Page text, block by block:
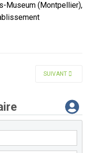
Museum (Montpellier),
† ARTICLE SUIVANT
SUIVANT